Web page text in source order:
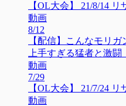
【OL大会】 21/8/14
動画
8/12
【配信】こんなモリ
上手すぎる猛者と激闘
動画
7/29
【OL大会】 21/7/24
動画